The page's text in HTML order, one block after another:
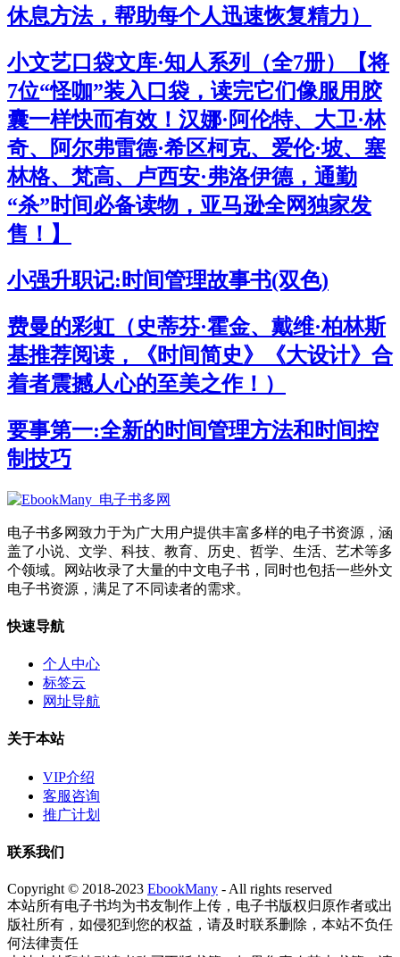
休息方法，帮助每个人迅速恢复精力）
小文艺口袋文库·知人系列（全7册）【将
7位“怪咖”装入口袋，读完它们像服用胶
囊一样快而有效！汉娜·阿伦特、大卫·林
奇、阿尔弗雷德·希区柯克、爱伦·坡、塞
林格、梵高、卢西安·弗洛伊德，通勤
“杀”时间必备读物，亚马逊全网独家发
售！】
小强升职记:时间管理故事书(双色)
费曼的彩虹（史蒂芬·霍金、戴维·柏林斯
基推荐阅读，《时间简史》《大设计》合
着者震撼人心的至美之作！）
要事第一:全新的时间管理方法和时间控
制技巧
电子书多网致力于为广大用户提供丰富多样的电子书资源，涵
盖了小说、文学、科技、教育、历史、哲学、生活、艺术等多
个领域。网站收录了大量的中文电子书，同时也包括一些外文
电子书资源，满足了不同读者的需求。
快速导航
个人中心
标签云
网址导航
关于本站
VIP介绍
客服咨询
推广计划
联系我们
Copyright © 2018-2023 EbookMany - All rights reserved
本站所有电子书均为书友制作上传，电子书版权归原作者或出
版社所有，如侵犯到您的权益，请及时联系删除，本站不负任
何法律责任